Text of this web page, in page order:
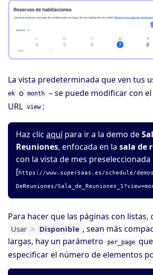
La vista predeterminada que ven tus
ek o month – se puede modificar con
URL view :
Haz clic aquípara ir a la demo de
Reuniones, enfocada en la sala de
con la vista de mes preseleccionada
[https://www.supersaas.es/schedule/
DeReuniones/
Para hacer que las páginas con listas,
Usar > Disponible , sean más
largas, hay un parámetro
per_page
especificar el número de elementos